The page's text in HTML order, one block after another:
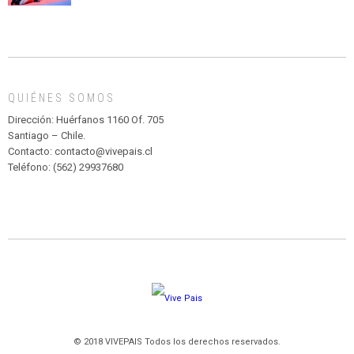
MADAGASCAR
PARQUE
HURATDO
QUIÉNES SOMOS
Dirección: Huérfanos 1160 Of. 705
Santiago – Chile.
Contacto: contacto@vivepais.cl
Teléfono: (562) 29937680
© 2018 VIVEPAIS Todos los derechos reservados.